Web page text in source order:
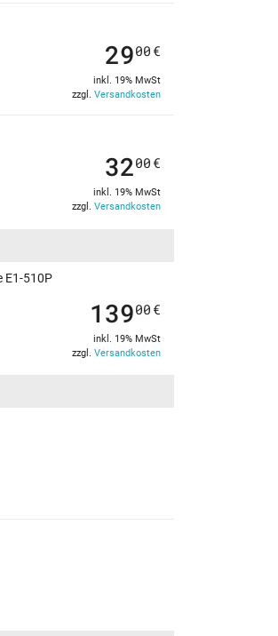
2900 €
inkl. 19% MwSt
zzgl. Versandkosten
3200 €
inkl. 19% MwSt
zzgl. Versandkosten
E1-510P
13900 €
inkl. 19% MwSt
zzgl. Versandkosten